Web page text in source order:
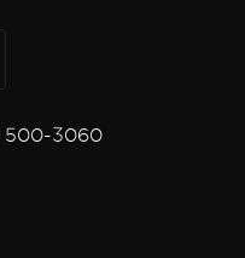
500-3060